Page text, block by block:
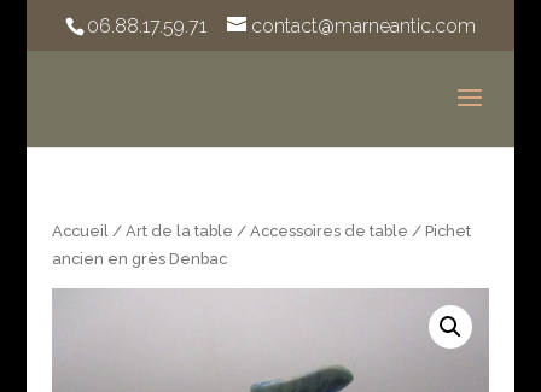
06.88.17.59.71 contact@marneantic.com
Accueil/ Art de la table / Accessoires de table / Pichet
ancien en grès Denbac